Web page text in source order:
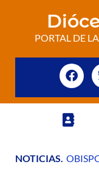
PORTAL DE
NOTICIAS.